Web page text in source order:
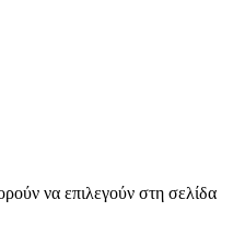
να επιλεγούν στη σελίδα